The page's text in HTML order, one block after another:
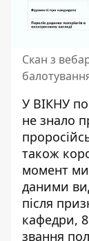
Скан з
У ВІКНУ
не знало
також
момент ми
даними
після
кафедри,
звання